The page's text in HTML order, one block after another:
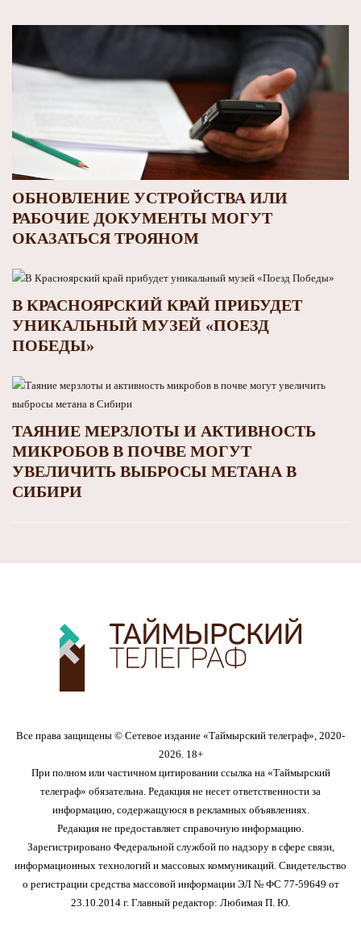
ОБНОВЛЕНИЕ УСТРОЙСТВА ИЛИ
РАБОЧИЕ ДОКУМЕНТЫ МОГУТ
ОКАЗАТЬСЯ ТРОЯНОМ
В КРАСНОЯРСКИЙ КРАЙ ПРИБУДЕТ
УНИКАЛЬНЫЙ МУЗЕЙ «ПОЕЗД
ПОБЕДЫ»
ТАЯНИЕ МЕРЗЛОТЫ И АКТИВНОСТЬ
МИКРОБОВ В ПОЧВЕ МОГУТ
УВЕЛИЧИТЬ ВЫБРОСЫ МЕТАНА В
СИБИРИ
Все права защищены © Сетевое издание «Таймырский телеграф», 2020-
2026. 18+
При полном или частичном цитировании ссылка на «Таймырский
телеграф» обязательна. Редакция не несет ответственности за
информацию, содержащуюся в рекламных объявлениях.
Редакция не предоставляет справочную информацию.
Зарегистрировано Федеральной службой по надзору в сфере связи,
информационных технологий и массовых коммуникаций. Свидетельство
о регистрации средства массовой информации ЭЛ № ФС 77-59649 от
23.10.2014 г. Главный редактор: Любимая П. Ю.